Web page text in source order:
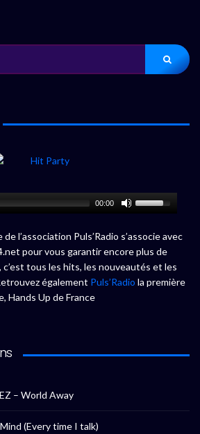
00:00
l’association Puls’Radio s’associe avec
pour vous garantir encore plus de
, c’est tous les hits, les nouveautés et les
également Puls’Radio la première
Hands Up de France
– World Away
(Every time I talk)